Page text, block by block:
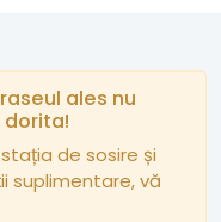
ales nu
dorita!
de sosire și
suplimentare, vă